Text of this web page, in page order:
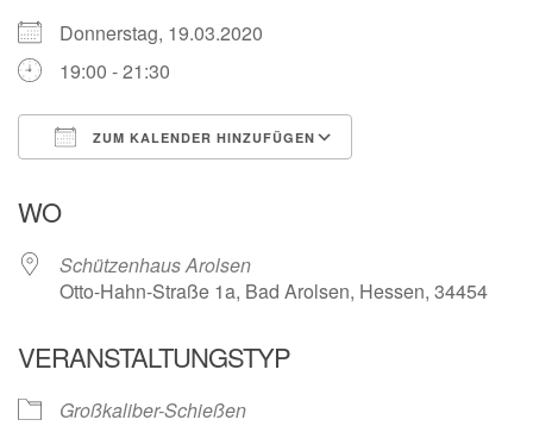
Donnerstag, 19.03.2020
19:00 - 21:30
ZUM KALENDER HINZUFÜGEN
WO
Schützenhaus Arolsen
Otto-Hahn-Straße 1a, Bad Arolsen, Hessen, 34454
VERANSTALTUNGSTYP
Großkaliber-Schießen